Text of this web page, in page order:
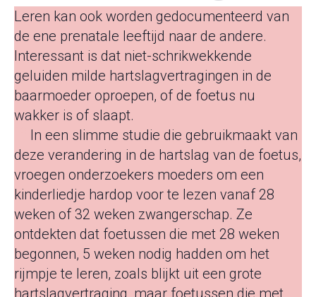
Leren kan ook worden gedocumenteerd van
de ene prenatale leeftijd naar de andere.
Interessant is dat niet-schrikwekkende
geluiden milde hartslagvertragingen in de
baarmoeder oproepen, of de foetus nu
wakker is of slaapt.
In een slimme studie die gebruikmaakt van
deze verandering in de hartslag van de foetus,
vroegen onderzoekers moeders om een ​​
kinderliedje hardop voor te lezen vanaf 28
weken of 32 weken zwangerschap. Ze
ontdekten dat foetussen die met 28 weken
begonnen, 5 weken nodig hadden om het
rijmpje te leren, zoals blijkt uit een grote